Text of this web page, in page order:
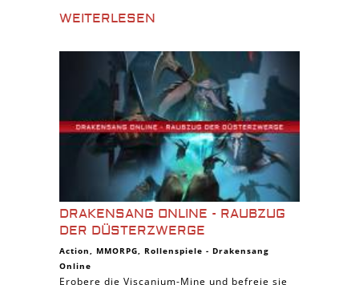
WEITERLESEN
DRAKENSANG ONLINE - RAUBZUG
DER DÜSTERZWERGE
Action, MMORPG, Rollenspiele - Drakensang
Online
Erobere die Viscanium-Mine und befreie sie